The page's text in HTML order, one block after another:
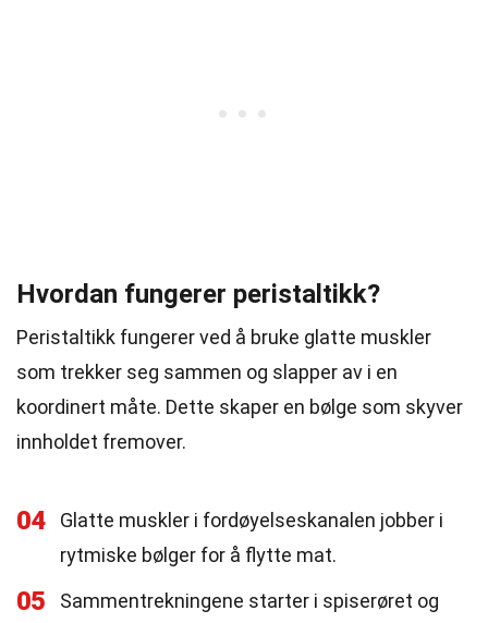
Hvordan fungerer peristaltikk?
Peristaltikk fungerer ved å bruke glatte muskler
som trekker seg sammen og slapper av i en
koordinert måte. Dette skaper en bølge som skyver
innholdet fremover.
04
Glatte muskler i fordøyelseskanalen jobber i
rytmiske bølger for å flytte mat.
05
Sammentrekningene starter i spiserøret og